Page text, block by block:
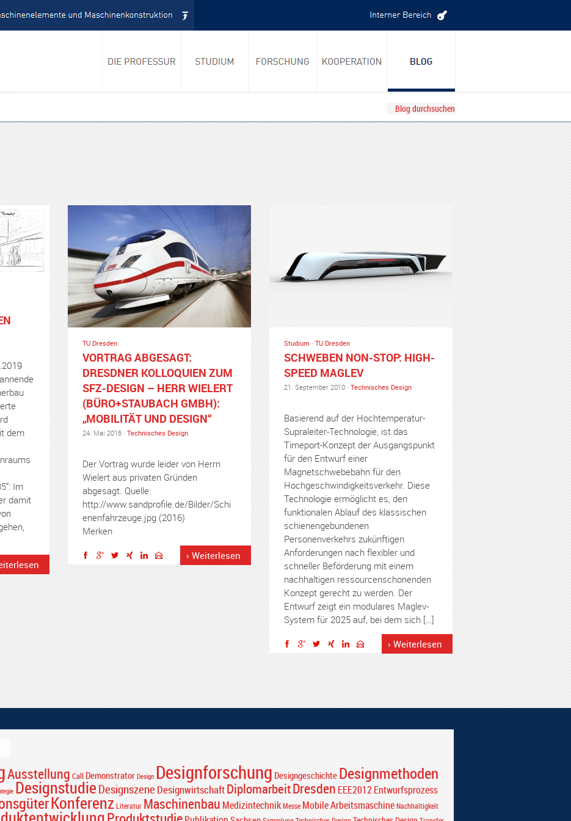
dem
Im
damit
TU Dresden
VORTRAG ABGESAGT:
DRESDNER KOLLOQUIEN ZUM
SFZ-DESIGN – HERR WIELERT
(BÜRO+STAUBACH GMBH):
„MOBILITÄT UND DESIGN“
24. Mai 2016 · Technisches Design
Der Vortrag wurde leider von Herrn
Wielert aus privaten Gründen
abgesagt. Quelle:
http://www.sandprofile.de/Bilder/Schi
enenfahrzeuge.jpg (2016)
Merken
› Weiterlesen
Studium · TU Dresden
SCHWEBEN NON-STOP: HIGH-
SPEED MAGLEV
21. September 2010 · Technisches Design
Basierend auf der Hochtemperatur-
Supraleiter-Technologie, ist das
Timeport-Konzept der Ausgangspunkt
für den Entwurf einer
Magnetschwebebahn für den
Hochgeschwindigkeitsverkehr. Diese
Technologie ermöglicht es, den
funktionalen Ablauf des klassischen
schienengebundenen
Personenverkehrs zukünftigen
Anforderungen nach flexibler und
schneller Beförderung mit einem
nachhaltigen ressourcenschonenden
Konzept gerecht zu werden. Der
Entwurf zeigt ein modulares Maglev-
System für 2025 auf, bei dem sich […]
› Weiterlesen
Ausstellung Call Demonstrator Design Designforschung Designgeschichte Designmethoden
DesignstudieDesignszene DesignwirtschaftDiplomarbeitDresden EEE2012Entwurfsprozess
Konferenz Literatur Maschinenbau Medizintechnik Messe Mobile Arbeitsmaschine Nachhaltigkeit